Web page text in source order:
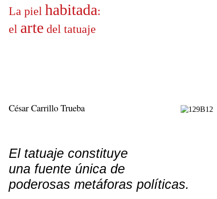
La piel habitada:
el arte del tatuaje
César Carrillo Trueba
El tatuaje constituye
una fuente única de
poderosas metáforas políticas.